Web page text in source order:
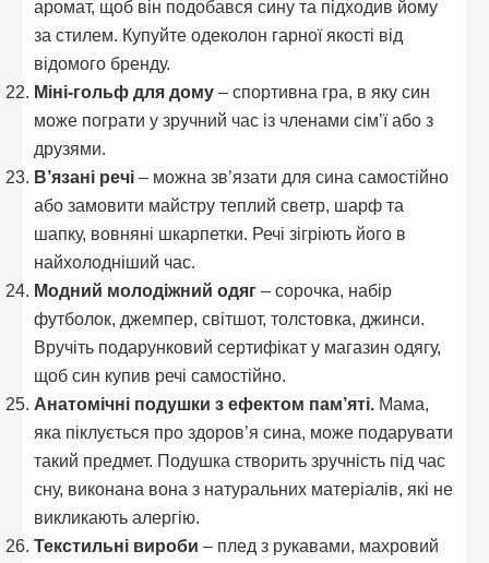
аромат, щоб він подобався сину та підходив йому
за стилем. Купуйте одеколон гарної якості від
відомого бренду.
Міні-гольф для дому – спортивна гра, в яку син
може пограти у зручний час із членами сім’ї або з
друзями.
В’язані речі – можна зв’язати для сина самостійно
або замовити майстру теплий светр, шарф та
шапку, вовняні шкарпетки. Речі зігріють його в
найхолодніший час.
Модний молодіжний одяг – сорочка, набір
футболок, джемпер, світшот, толстовка, джинси.
Вручіть подарунковий сертифікат у магазин одягу,
щоб син купив речі самостійно.
Анатомічні подушки з ефектом пам’яті. Мама,
яка піклується про здоров’я сина, може подарувати
такий предмет. Подушка створить зручність під час
сну, виконана вона з натуральних матеріалів, які не
викликають алергію.
Текстильні вироби– плед з рукавами, махровий